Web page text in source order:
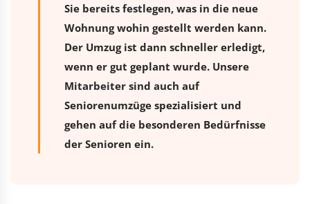
Sie bereits festlegen, was in die neue
Wohnung wohin gestellt werden kann.
Der Umzug ist dann schneller erledigt,
wenn er gut geplant wurde. Unsere
Mitarbeiter sind auch auf
Seniorenumzüge spezialisiert und
gehen auf die besonderen Bedürfnisse
der Senioren ein.